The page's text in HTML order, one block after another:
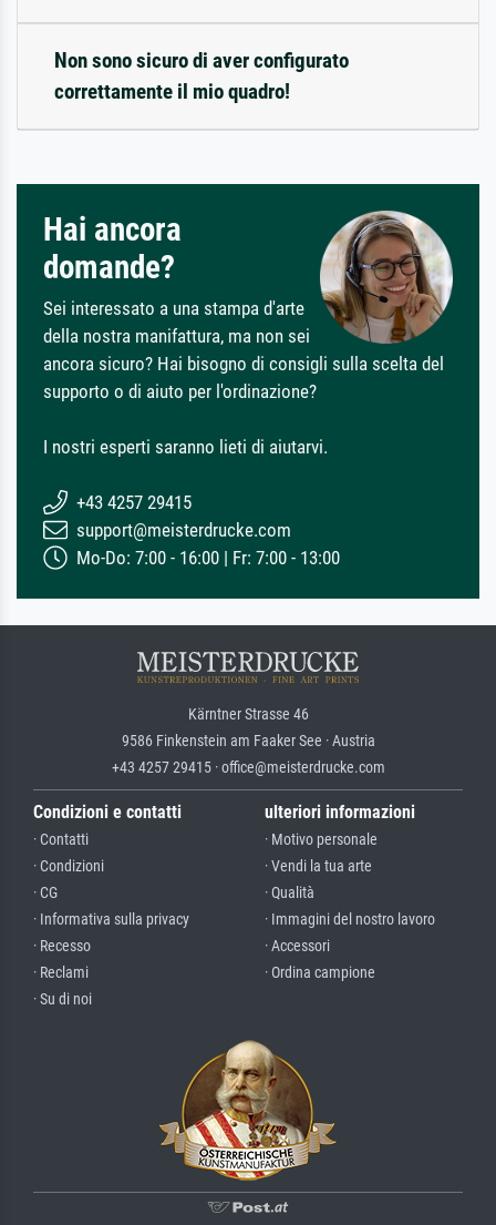
Non sono sicuro di aver configurato
correttamente il mio quadro!
Hai ancora
domande?
Sei interessato a una stampa d'arte
della nostra manifattura, ma non sei
ancora sicuro? Hai bisogno di consigli sulla scelta del
supporto o di aiuto per l'ordinazione?
I nostri esperti saranno lieti di aiutarvi.
+43 4257 29415
support@meisterdrucke.com
Mo-Do: 7:00 - 16:00 | Fr: 7:00 - 13:00
Kärntner Strasse 46
9586 Finkenstein am Faaker See · Austria
+43 4257 29415 · office@meisterdrucke.com
Condizioni e contatti
· Contatti
· Condizioni
· CG
· Informativa sulla privacy
· Recesso
· Reclami
· Su di noi
ulteriori informazioni
· Motivo personale
· Vendi la tua arte
· Qualità
· Immagini del nostro lavoro
· Accessori
· Ordina campione